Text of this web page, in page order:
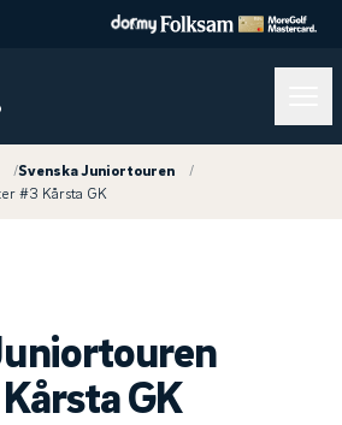
/Svenska Juniortouren
/
#3 Kårsta GK
GK